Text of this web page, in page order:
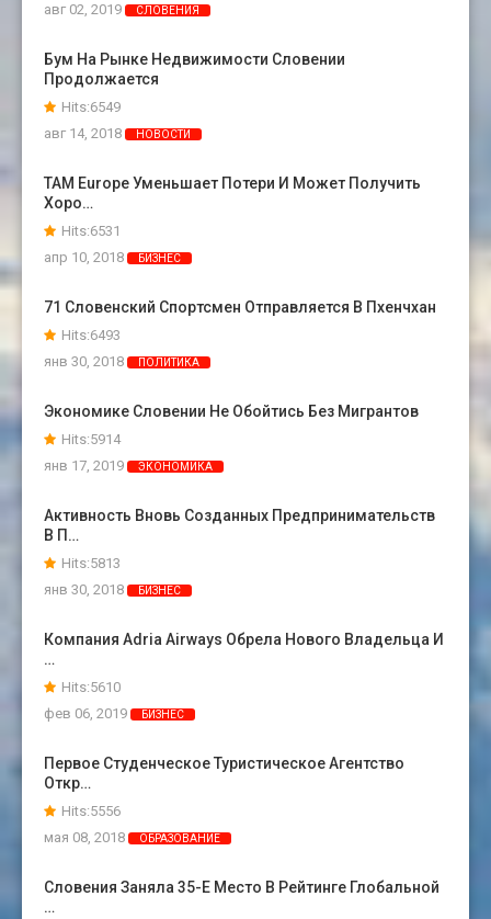
авг 02, 2019
СЛОВЕНИЯ
Бум На Рынке Недвижимости Словении
Продолжается
Hits:6549
авг 14, 2018
НОВОСТИ
TAM Europe Уменьшает Потери И Может Получить
Хоро…
Hits:6531
апр 10, 2018
БИЗНЕС
71 Словенский Спортсмен Отправляется В Пхенчхан
Hits:6493
янв 30, 2018
ПОЛИТИКА
Экономике Словении Не Обойтись Без Мигрантов
Hits:5914
янв 17, 2019
ЭКОНОМИКА
Активность Вновь Созданных Предпринимательств
В П…
Hits:5813
янв 30, 2018
БИЗНЕС
Компания Adria Airways Обрела Нового Владельца И
…
Hits:5610
фев 06, 2019
БИЗНЕС
Первое Студенческое Туристическое Агентство
Откр…
Hits:5556
мая 08, 2018
ОБРАЗОВАНИЕ
Словения Заняла 35-Е Место В Рейтинге Глобальной
…